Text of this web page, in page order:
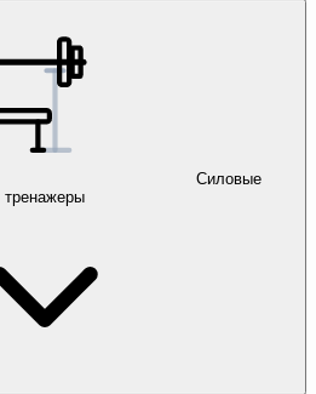
Силовые
тренажеры